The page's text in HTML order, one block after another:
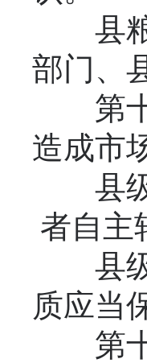
县粮
部门、
第十
造成市
县级
者自主
县级
质应当
第十